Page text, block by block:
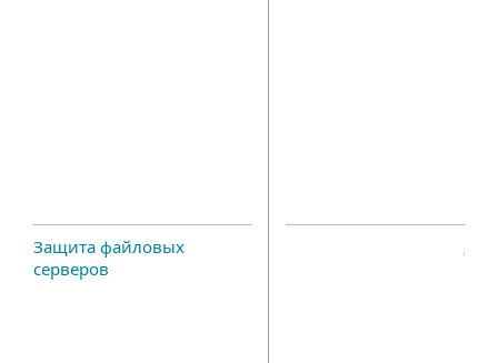
Защита файловых
серверов